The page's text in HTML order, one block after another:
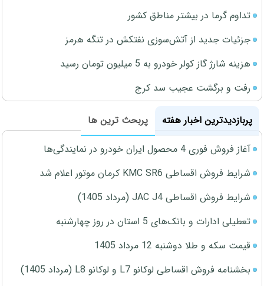
تداوم گرما در بیشتر مناطق کشور
جزئیات جدید از آتش‌سوزی نفتکش در تنگه هرمز
هزینه شارژ گاز کولر خودرو به 5 میلیون تومان رسید
رفت و برگشت عجیب سد کرج
پربازدیدترین اخبار هفته
پربحث ترین ها
آغاز فروش فوری 4 محصول ایران خودرو در نمایندگی‌ها
شرایط فروش اقساطی KMC SR6 کرمان موتور اعلام شد
شرایط فروش اقساطی JAC J4 (مرداد 1405)
تعطیلی ادارات و بانک‌های 5 استان در روز چهارشنبه
قیمت سکه و طلا دوشنبه 12 مرداد 1405
بخشنامه فروش اقساطی لوکانو L7 و لوکانو L8 (مرداد 1405)